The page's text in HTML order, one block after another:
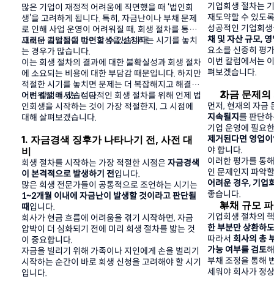
많은 기업이 재정적 어려움에 직면했을 때 ‘법인회
생’을 고려하게 됩니다. 특히, 자금난이나 부채 문제
로 인해 사업 운영이 어려워질 때, 회생 절차를 통해
새로운 출발점을 마련할 수 있습니다.
그러나 기업들이 법인회생을 신청하는 시기를 놓치
는 경우가 많습니다.
이는 회생 절차의 결과에 대한 불확실성과 회생 절차
에 소요되는 비용에 대한 부담감 때문입니다. 하지만
적절한 시기를 놓치면 문제는 더 복잡해지고 해결이
어려워질 수 있습니다.
이번 칼럼에서는 성공적인 회생 절차를 위해 언제 법
인회생을 시작하는 것이 가장 적절한지, 그 시점에
대해 살펴보겠습니다.
1. 자금경색 징후가 나타나기 전, 사전 대
비
회생 절차를 시작하는 가장 적절한 시점은 자금경색
이 본격적으로 발생하기 전입니다.
많은 회생 전문가들이 공통적으로 조언하는 시기는
1~2개월 이내에 자금난이 발생할 것이라고 판단될
때입니다.
회사가 현금 흐름에 어려움을 겪기 시작하면, 자금
압박이 더 심화되기 전에 미리 회생 절차를 밟는 것
이 중요합니다.
자금을 빌리기 위해 가족이나 지인에게 손을 벌리기
시작하는 순간이 바로 회생 신청을 고려해야 할 시기
입니다.
기업회생 절차는
재도약할 수 있도
성공적인 기업회
채 및 자산 규모,
요소를 신중히 평
이번 칼럼에서는
펴보겠습니다.
자금 문제의
먼저, 현재의 자금
지속될지 를 판단
기업 운영에 필요
제거된다면 영업
야 합니다.
이러한 평가를 통
인 문제인지 파악
어려운 경우, 기업
좋습니다.
부채 규모
기업회생 절차의
한 부분만 상환하
따라서 회사의 총
가능 여부를 검토
부채 조정을 통해
세워야 회사가 정